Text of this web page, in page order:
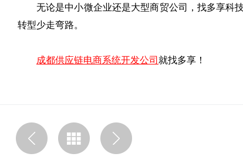
无论是中小微企业还是大型商贸公司，找多享科
转型少走弯路。
成都供应链电商系统开发公司 就找多享！